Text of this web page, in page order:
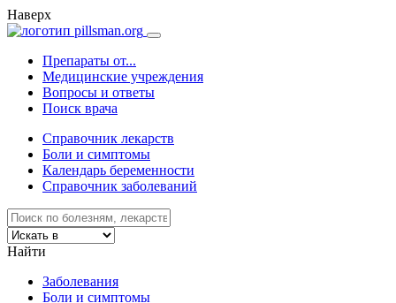
Наверх
Препараты от...
Медицинские учреждения
Вопросы и ответы
Поиск врача
Справочник лекарств
Боли и симптомы
Календарь беременности
Справочник заболеваний
Найти
Заболевания
Боли и симптомы